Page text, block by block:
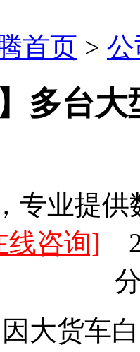
首页 >
多台
专业提
线咨询]
因大货车